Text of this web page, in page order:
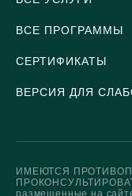
ВСЕ ПРОГРАММЫ
СЕРТИФИКАТЫ
ВЕРСИЯ ДЛЯ
ИМЕЮТСЯ
размещенные на